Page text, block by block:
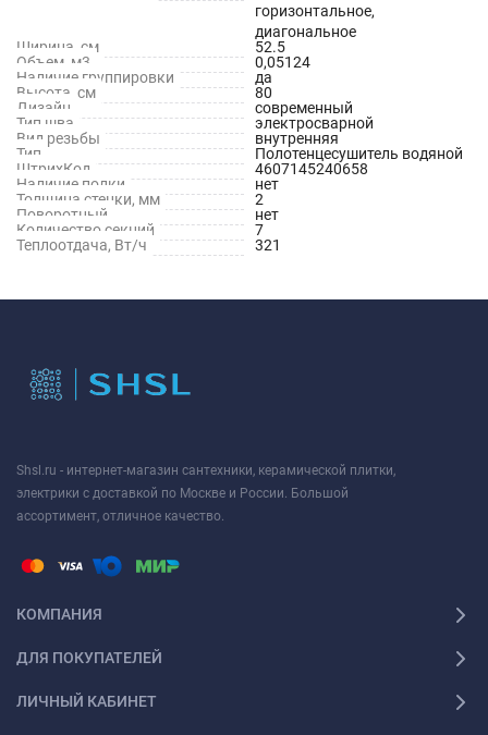
горизонтальное,
диагональное
Ширина, см
52.5
Объем, м3
0,05124
Наличие группировки
да
Высота, см
80
Дизайн
современный
Тип шва
электросварной
Вид резьбы
внутренняя
Тип
Полотенцесушитель водяной
ШтрихКод
4607145240658
Наличие полки
нет
Толщина стенки, мм
2
Поворотный
нет
Количество секций
7
Теплоотдача, Вт/ч
321
Shsl.ru - интернет-магазин сантехники, керамической плитки,
электрики с доставкой по Москве и России. Большой
ассортимент, отличное качество.
КОМПАНИЯ
ДЛЯ ПОКУПАТЕЛЕЙ
ЛИЧНЫЙ КАБИНЕТ